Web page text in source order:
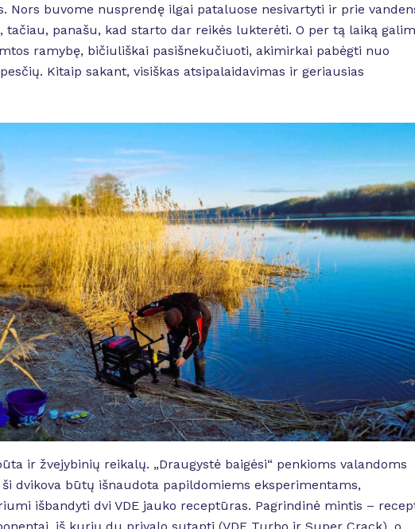
Nors buvome nusprendę ilgai pataluose nesivartyti ir prie
tačiau, panašu, kad starto dar reikės lukterėti. O per tą laiką
ramybę, bičiuliškai pasišnekučiuoti, akimirkai pabėgti nuo
Kitaip sakant, visiškas atsipalaidavimas ir geriausias
ir žvejybinių reikalų. „Draugystė baigėsi“ penkioms valandoms
dvikova būtų išnaudota papildomiems eksperimentams,
išbandyti dvi VDE jauko receptūras. Pagrindinė mintis –